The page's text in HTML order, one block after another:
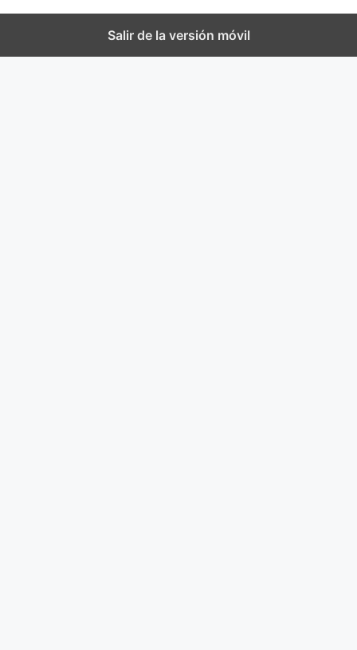
Salir de la versión móvil